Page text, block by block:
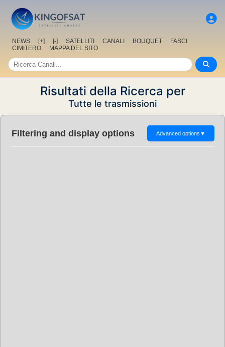
NEWS [+] [-] SATELLITI CANALI BOUQUET
FASCI
CIMITERO
MAPPA DEL SITO
Risultati della Ricerca per
Tutte le trasmissioni
Filtering and display options Advanced options ▼